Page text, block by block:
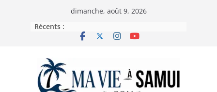
dimanche, août 9, 2026
Récents :